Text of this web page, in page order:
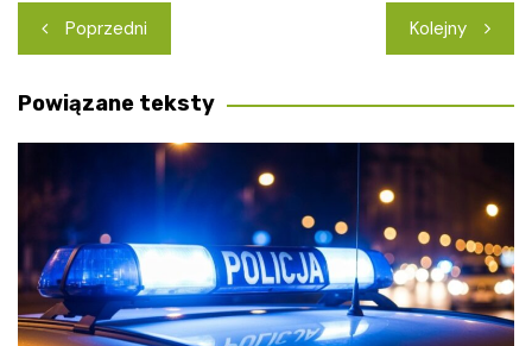
Nawigacja
wpisu
Poprzedni Kolejny
Powiązane teksty